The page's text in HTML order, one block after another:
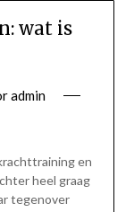
wat is
admin
en
heel graag
tegenover